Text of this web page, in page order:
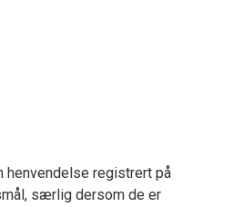
henvendelse registrert på
særlig dersom de er